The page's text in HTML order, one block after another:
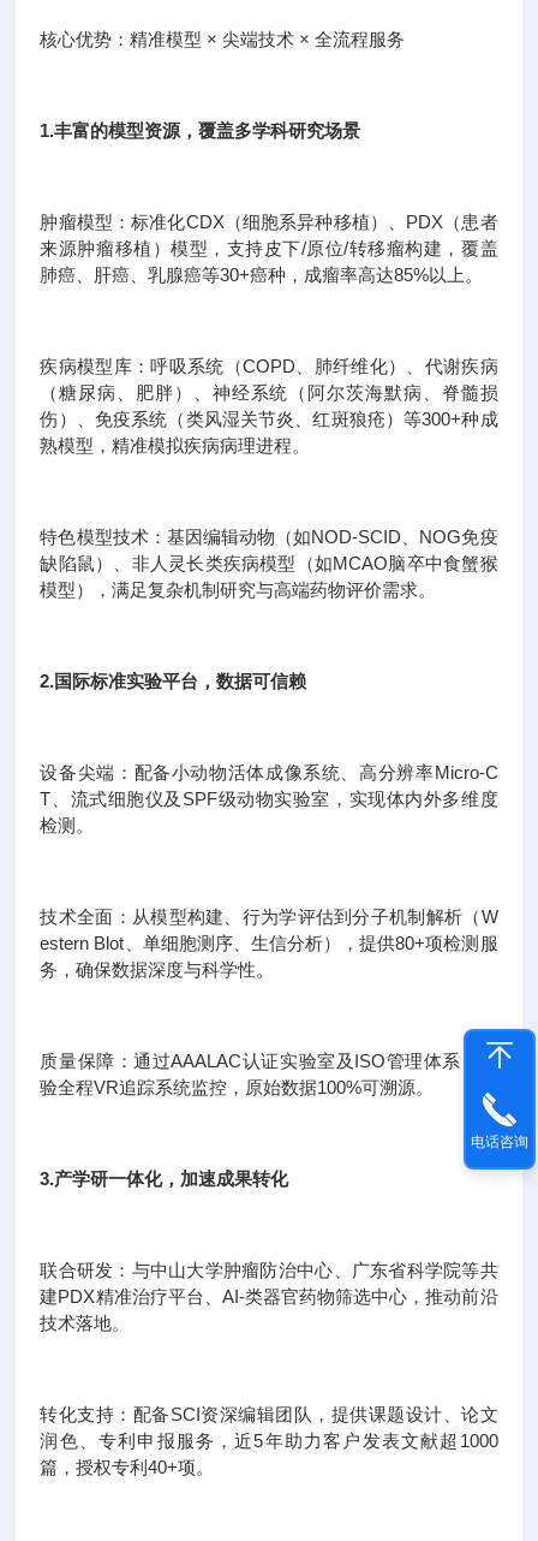
核心优势：精准模型 × 尖端技术 × 全流程服务
1.丰富的模型资源，覆盖多学科研究场景
肿瘤模型：标准化CDX（细胞系异种移植）、PDX（患者
来源肿瘤移植）模型，支持皮下/原位/转移瘤构建，覆盖
肺癌、肝癌、乳腺癌等30+癌种，成瘤率高达85%以上。
疾病模型库：呼吸系统（COPD、肺纤维化）、代谢疾病
（糖尿病、肥胖）、神经系统（阿尔茨海默病、脊髓损
伤）、免疫系统（类风湿关节炎、红斑狼疮）等300+种成
熟模型，精准模拟疾病病理进程。
特色模型技术：基因编辑动物（如NOD-SCID、NOG免疫
缺陷鼠）、非人灵长类疾病模型（如MCAO脑卒中食蟹猴
模型），满足复杂机制研究与高端药物评价需求。
2.国际标准实验平台，数据可信赖
设备尖端：配备小动物活体成像系统、高分辨率Micro-C
T、流式细胞仪及SPF级动物实验室，实现体内外多维度
检测。
技术全面：从模型构建、行为学评估到分子机制解析（W
estern Blot、单细胞测序、生信分析），提供80+项检测服
务，确保数据深度与科学性。
质量保障：通过AAALAC认证实验室及ISO管理体系，实
验全程VR追踪系统监控，原始数据100%可溯源。
3.产学研一体化，加速成果转化
联合研发：与中山大学肿瘤防治中心、广东省科学院等共
建PDX精准治疗平台、AI-类器官药物筛选中心，推动前沿
技术落地。
转化支持：配备SCI资深编辑团队，提供课题设计、论文
润色、专利申报服务，近5年助力客户发表文献超1000
篇，授权专利40+项。
电话咨询